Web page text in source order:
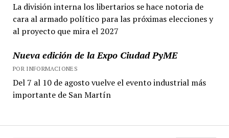
La división interna los libertarios se hace notoria de
cara al armado político para las próximas elecciones y
al proyecto que mira el 2027
Nueva edición de la Expo Ciudad PyME
POR INFORMACIONES
Del 7 al 10 de agosto vuelve el evento industrial más
importante de San Martín